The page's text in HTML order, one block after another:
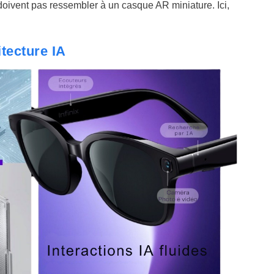
pas ressembler à un casque AR miniature. Ici,
IA